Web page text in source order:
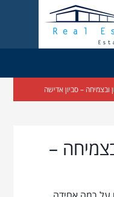
– סביון אדישה
–